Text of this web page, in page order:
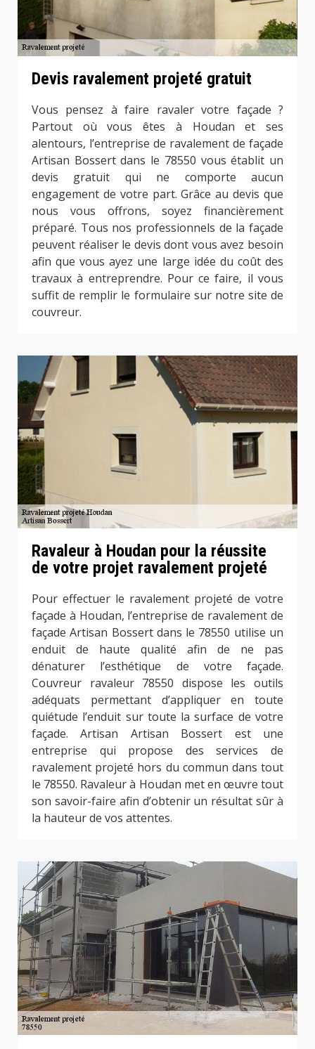
Devis ravalement projeté gratuit
Vous pensez à faire ravaler votre façade ?
Partout où vous êtes à Houdan et ses
alentours, l’entreprise de ravalement de façade
Artisan Bossert dans le 78550 vous établit un
devis gratuit qui ne comporte aucun
engagement de votre part. Grâce au devis que
nous vous offrons, soyez financièrement
préparé. Tous nos professionnels de la façade
peuvent réaliser le devis dont vous avez besoin
afin que vous ayez une large idée du coût des
travaux à entreprendre. Pour ce faire, il vous
suffit de remplir le formulaire sur notre site de
couvreur.
Ravaleur à Houdan pour la réussite
de votre projet ravalement projeté
Pour effectuer le ravalement projeté de votre
façade à Houdan, l’entreprise de ravalement de
façade Artisan Bossert dans le 78550 utilise un
enduit de haute qualité afin de ne pas
dénaturer l’esthétique de votre façade.
Couvreur ravaleur 78550 dispose les outils
adéquats permettant d’appliquer en toute
quiétude l’enduit sur toute la surface de votre
façade. Artisan Artisan Bossert est une
entreprise qui propose des services de
ravalement projeté hors du commun dans tout
le 78550. Ravaleur à Houdan met en œuvre tout
son savoir-faire afin d’obtenir un résultat sûr à
la hauteur de vos attentes.